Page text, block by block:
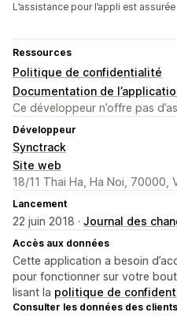
L’assistance pour l’appli est
Ressources
Politique de confidentialité
Documentation de
Ce développeur n’offre pas
Développeur
Synctrack
Site web
18/11 Thai Ha, Ha Noi, 70000,
Lancement
22 juin 2018 · Journal des
Accès aux données
Cette application a besoin
pour fonctionner sur votre
lisant la politique de
Consulter les données des